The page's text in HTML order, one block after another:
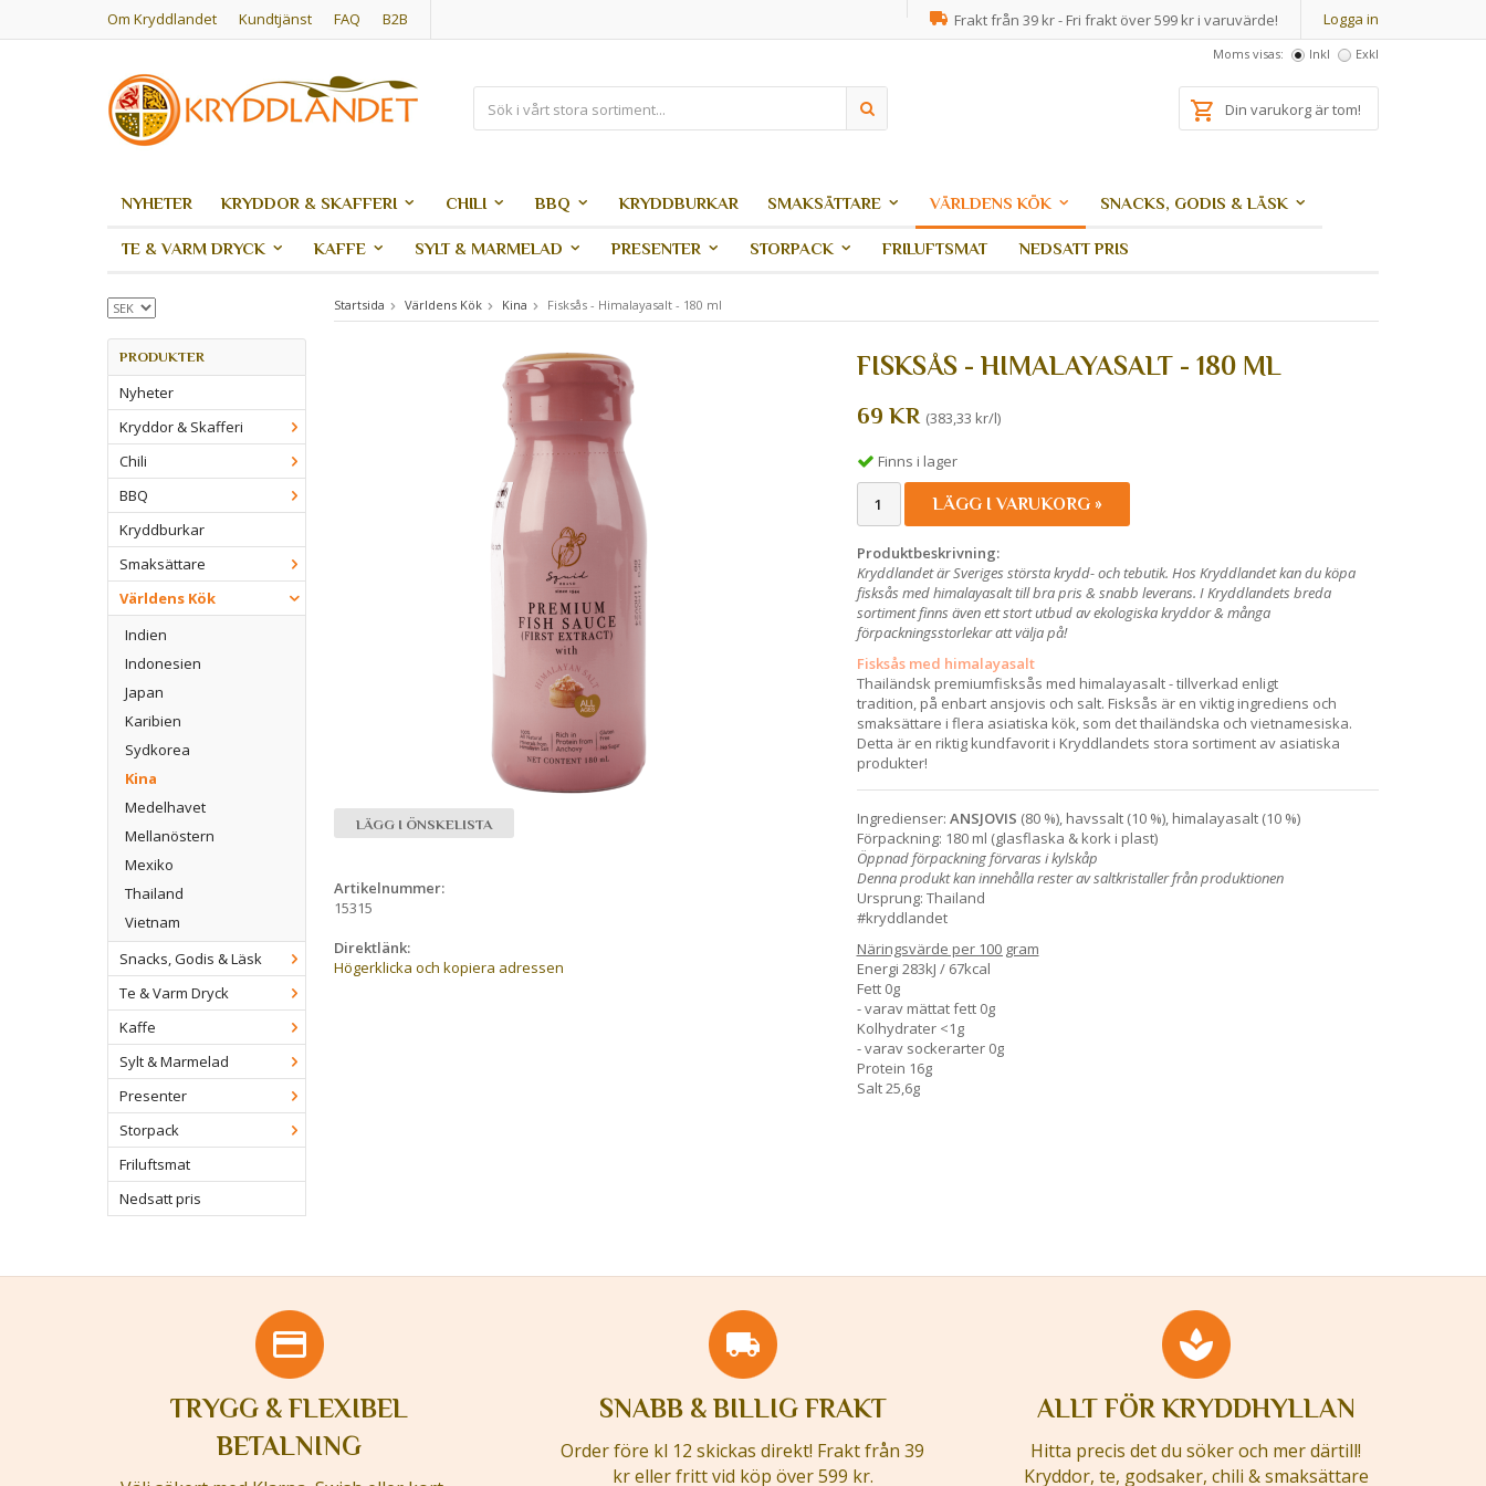
Om Kryddlandet Kundtjänst FAQ B2B Logga in
Frakt från 39 kr - Fri frakt över 599 kr i varuvärde!
Moms visas: Inkl Exkl
Din varukorg är tom!
NYHETER KRYDDOR & SKAFFERI CHILI BBQ KRYDDBURKAR SMAKSÄTTARE VÄRLDENS KÖK SNACKS, GODIS & LÄSK
TE & VARM DRYCK KAFFE SYLT & MARMELAD PRESENTER STORPACK FRILUFTSMAT NEDSATT PRIS
PRODUKTER
Nyheter
Kryddor & Skafferi
Chili
BBQ
Kryddburkar
Smaksättare
Världens Kök
Indien
Indonesien
Japan
Karibien
Sydkorea
Kina
Medelhavet
Mellanöstern
Mexiko
Thailand
Vietnam
Snacks, Godis & Läsk
Te & Varm Dryck
Kaffe
Sylt & Marmelad
Presenter
Storpack
Friluftsmat
Nedsatt pris
Startsida Världens Kök Kina Fisksås - Himalayasalt - 180 ml
FISKSÅS - HIMALAYASALT - 180 ML
69 KR (383,33 kr/l)
Finns i lager
LÄGG I VARUKORG »
Produktbeskrivning:
Kryddlandet är Sveriges största krydd- och tebutik. Hos Kryddlandet kan du köpa
fisksås med himalayasalttill bra pris & snabb leverans. I Kryddlandets breda
sortiment finns även ett stort utbud av ekologiska kryddor & många
förpackningsstorlekar att välja på!
Fisksås med himalayasalt
Thailändsk premiumfisksås med himalayasalt - tillverkad enligt
tradition, på enbart ansjovis och salt. Fisksås är en viktig ingrediens och
smaksättare i flera asiatiska kök, som det thailändska och vietnamesiska.
Detta är en riktig kundfavorit i Kryddlandets stora sortiment av asiatiska
produkter!
Ingredienser: ANSJOVIS (80 %), havssalt (10 %), himalayasalt (10 %)
Förpackning: 180 ml (glasflaska & kork i plast)
Öppnad förpackning förvaras i kylskåp
Denna produkt kan innehålla rester av saltkristaller från produktionen
Ursprung: Thailand
#kryddlandet
Näringsvärde per 100 gram
Energi 283kJ / 67kcal
Fett 0g
- varav mättat fett 0g
Kolhydrater <1g
- varav sockerarter 0g
Protein 16g
Salt 25,6g
LÄGG I ÖNSKELISTA
Artikelnummer:
15315
Direktlänk:
Högerklicka och kopiera adressen
TRYGG & FLEXIBEL
BETALNING
SNABB & BILLIG FRAKT
Order före kl 12 skickas direkt! Frakt från 39
kr eller fritt vid köp över 599 kr.
ALLT FÖR KRYDDHYLLAN
Hitta precis det du söker och mer därtill!
Kryddor, te, godsaker, chili & smaksättare